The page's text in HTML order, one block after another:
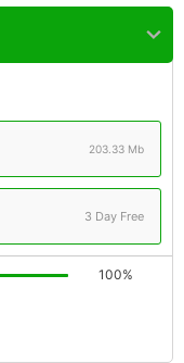
203.33 Mb
3 Day Free
100%